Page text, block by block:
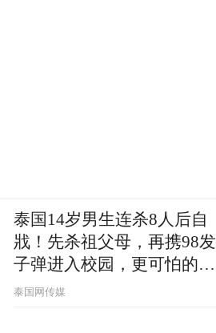
泰国14岁男生连杀8人后自
戕！先杀祖父母，再携98发
子弹进入校园，更可怕的细
节公布了
泰国网传媒